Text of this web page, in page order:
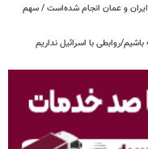
و عمان انجام شده‌است / سهم
روابطی با اسرائیل نداریم